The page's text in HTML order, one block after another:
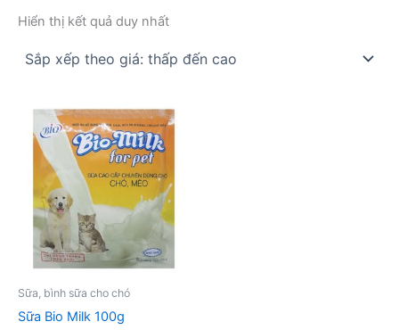
Hiển thị kết quả duy nhất
Sữa, bình sữa cho chó
Sữa Bio Milk 100g